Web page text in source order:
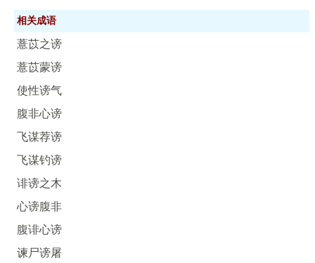
相关成语
薏苡之谤
薏苡蒙谤
使性谤气
腹非心谤
飞谋荐谤
飞谋钓谤
诽谤之木
心谤腹非
腹诽心谤
谏尸谤屠